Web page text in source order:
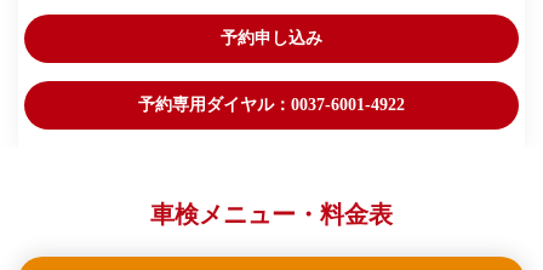
予約申し込み
予約専用ダイヤル：0037-6001-4922
車検メニュー・料金表